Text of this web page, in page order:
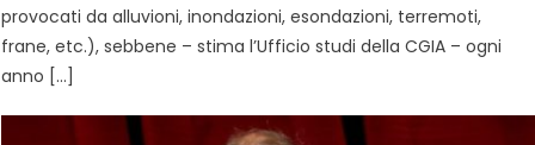
provocati da alluvioni, inondazioni, esondazioni, terremoti,
frane, etc.), sebbene – stima l’Ufficio studi della CGIA – ogni
anno […]